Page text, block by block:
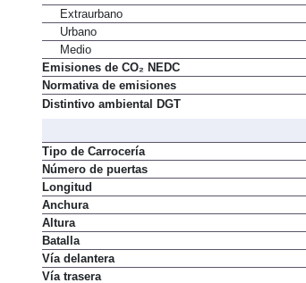
Consumo NEDC
Extraurbano
Urbano
Medio
Emisiones de CO₂ NEDC
Normativa de emisiones
Tipo de Carrocería
Número de puertas
Longitud
Anchura
Altura
Batalla
Vía delantera